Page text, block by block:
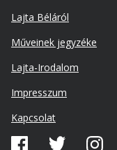
Lajta Béláról
Műveinek jegyzéke
Lajta-Irodalom
Lábléc
másodlagos
Impresszum
Kapcsolat
Közösségi